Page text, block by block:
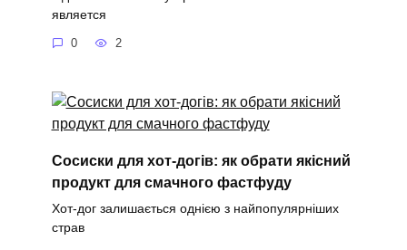
является
0 2
Сосиски для хот-догів: як обрати якісний
продукт для смачного фастфуду
Хот-дог залишається однією з найпопулярніших
страв